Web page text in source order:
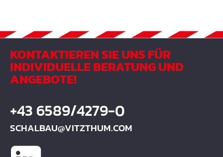
KONTAKTIEREN SIE UNS FÜR
INDIVIDUELLE BERATUNG UND
ANGEBOTE!
+43 6589/4279-0
SCHALBAU@VITZTHUM.COM